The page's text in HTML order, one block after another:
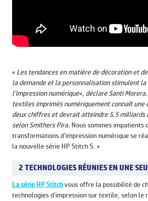
« Les tendances en matière de décoration et
la demande et la personnalisation stimulent la
l’impression numérique», déclare Santi
textiles imprimés numériquement connaît une
deux chiffres et devrait atteindre 5,5 milliards
selon Smithers Pira. Nous sommes impatients
transformations d’impression numérique se
la nouvelle série HP Stitch S. »
2 TECHNOLOGIES RÉUNIES EN UNE
La série HP Stitchvous offre la possibilité de
technologies d’impression sur textile, selon le